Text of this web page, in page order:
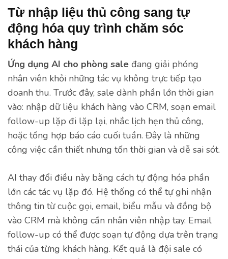
Từ nhập liệu thủ công sang tự
động hóa quy trình chăm sóc
khách hàng
Ứng dụng AI cho phòng sale đang giải phóng
nhân viên khỏi những tác vụ không trực tiếp tạo
doanh thu. Trước đây, sale dành phần lớn thời gian
vào: nhập dữ liệu khách hàng vào CRM, soạn email
follow-up lặp đi lặp lại, nhắc lịch hẹn thủ công,
hoặc tổng hợp báo cáo cuối tuần. Đây là những
công việc cần thiết nhưng tốn thời gian và dễ sai sót.
AI thay đổi điều này bằng cách tự động hóa phần
lớn các tác vụ lặp đó. Hệ thống có thể tự ghi nhận
thông tin từ cuộc gọi, email, biểu mẫu và đồng bộ
vào CRM mà không cần nhân viên nhập tay. Email
follow-up có thể được soạn tự động dựa trên trạng
thái của từng khách hàng. Kết quả là đội sale có